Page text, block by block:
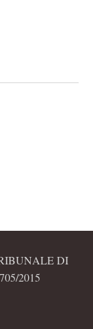
DI
2015